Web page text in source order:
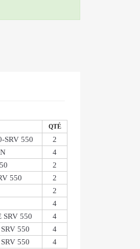
QTÉ
SRV 550
2
4
2
550
2
2
4
SRV 550
4
550
4
550
4